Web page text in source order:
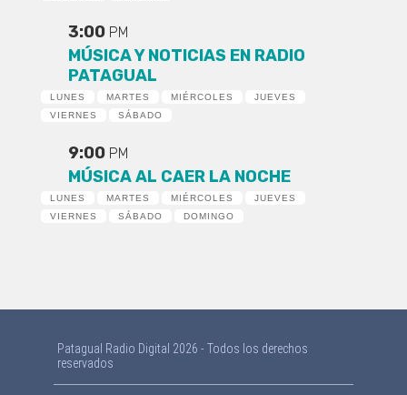
3:00 PM
MÚSICA Y NOTICIAS EN RADIO
PATAGUAL
LUNES MARTES MIÉRCOLES
JUEVES
VIERNES
SÁBADO
9:00 PM
MÚSICA AL CAER LA NOCHE
LUNES MARTES MIÉRCOLES
JUEVES
VIERNES
SÁBADO DOMINGO
Patagual Radio Digital 2026 - Todos los derechos
reservados